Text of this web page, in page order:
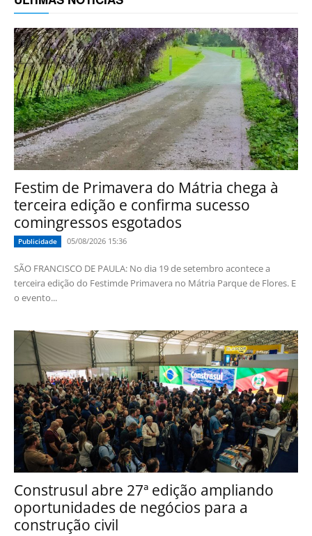
Festim de Primavera do Mátria chega à
terceira edição e confirma sucesso
comingressos esgotados
Publicidade 05/08/2026 15:36
SÃO FRANCISCO DE PAULA: No dia 19 de setembro acontece a
terceira edição do Festimde Primavera no Mátria Parque de Flores. E
o evento...
Construsul abre 27ª edição ampliando
oportunidades de negócios para a
construção civil